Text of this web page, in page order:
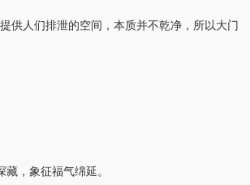
供人们排泄的空间，本质并不乾净，所以大门
，象征福气绵延。